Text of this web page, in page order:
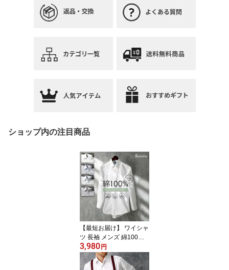
ショップ内の注目商品
【最短お届け】 ワイシャ
ツ 長袖 メンズ 綿100%
ノーアイロン シャツ コ
ットン ノンアイロン 男
性 仕事 営業 ビジネス 通
3,980 円